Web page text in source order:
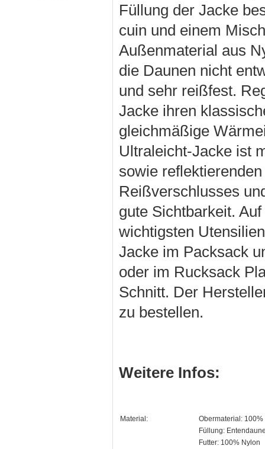
Füllung der Jacke
cuin und einem
Außenmaterial aus
die Daunen nicht
und sehr reißfest.
Jacke ihren
gleichmäßige
Ultraleicht-Jacke ist
sowie
Reißverschlusses
gute Sichtbarkeit.
wichtigsten
Jacke im Packsack
oder im Rucksack
Schnitt. Der
zu bestellen.
Weitere Infos:
Material:
Obermaterial: 100%
Füllung:
Futter: 100% Nylon